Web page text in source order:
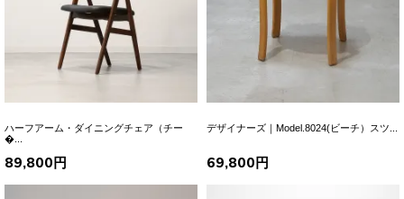
ハーフアーム・ダイニングチェア（チー
�...
89,800円
デザイナーズ｜Model.8024(ビーチ）スツ...
69,800円